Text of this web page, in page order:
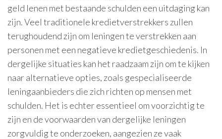
geld lenen met bestaande schulden een uitdaging kan
zijn. Veel traditionele kredietverstrekkers zullen
terughoudend zijn om leningen te verstrekken aan
personen met een negatieve kredietgeschiedenis. In
dergelijke situaties kan het raadzaam zijn om te kijken
naar alternatieve opties, zoals gespecialiseerde
leningaanbieders die zich richten op mensen met
schulden. Het is echter essentieel om voorzichtig te
zijn en de voorwaarden van dergelijke leningen
zorgvuldig te onderzoeken, aangezien ze vaak